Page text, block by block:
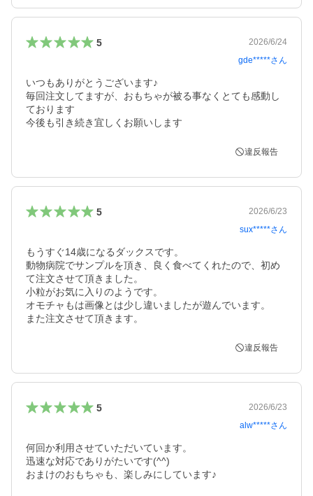
5
2026/6/24
gde*****さん
いつもありがとうございます♪
毎回注文してますが、おもちゃが被る事なくとても感動し
ております
今後も引き続き宜しくお願いします
違反報告
5
2026/6/23
sux*****さん
もうすぐ14歳になるダックスです。
動物病院でサンプルを頂き、良く食べてくれたので、初め
て注文させて頂きました。
小粒がお気に入りのようです。
オモチャもは画像とは少し違いましたが遊んでいます。
また注文させて頂きます。
違反報告
5
2026/6/23
alw*****さん
何回か利用させていただいています。
迅速な対応でありがたいです(^^)
おまけのおもちゃも、楽しみにしています♪